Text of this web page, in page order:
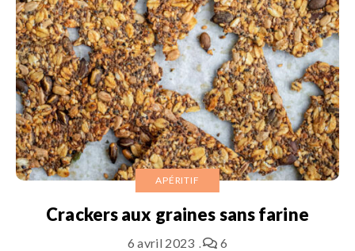
APÉRITIF
Crackers aux graines sans farine
6 avril 2023 6